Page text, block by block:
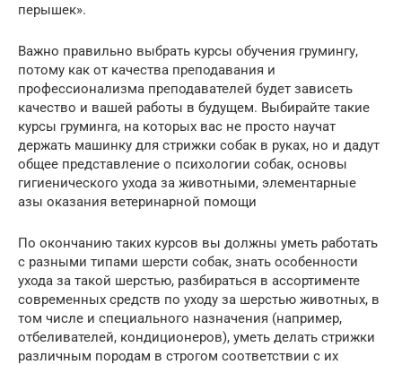
перышек».
Важно правильно выбрать курсы обучения грумингу,
потому как от качества преподавания и
профессионализма преподавателей будет зависеть
качество и вашей работы в будущем. Выбирайте такие
курсы груминга, на которых вас не просто научат
держать машинку для стрижки собак в руках, но и дадут
общее представление о психологии собак, основы
гигиенического ухода за животными, элементарные
азы оказания ветеринарной помощи
По окончанию таких курсов вы должны уметь работать
с разными типами шерсти собак, знать особенности
ухода за такой шерстью, разбираться в ассортименте
современных средств по уходу за шерстью животных, в
том числе и специального назначения (например,
отбеливателей, кондиционеров), уметь делать стрижки
различным породам в строгом соответствии с их